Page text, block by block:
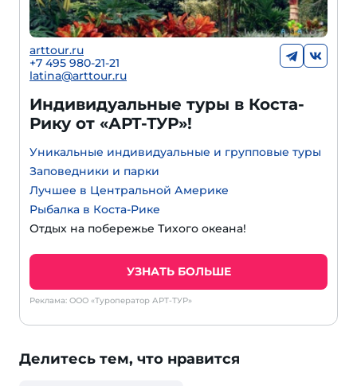
arttour.ru
+7 495 980-21-21
latina@arttour.ru
Индивидуальные туры в Коста-
Рику от «АРТ-ТУР»!
Уникальные индивидуальные и групповые туры
Заповедники и парки
Лучшее в Центральной Америке
Рыбалка в Коста-Рике
Отдых на побережье Тихого океана!
УЗНАТЬ БОЛЬШЕ
Реклама: ООО «Туроператор АРТ-ТУР»
Делитесь тем, что нравится